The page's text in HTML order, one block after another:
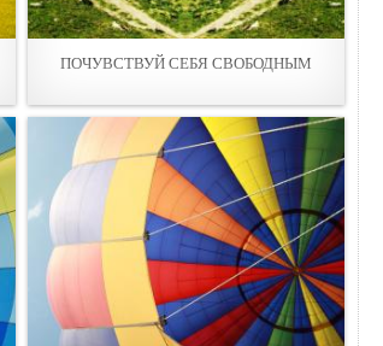
ПОЧУВСТВУЙ СЕБЯ СВОБОДНЫМ